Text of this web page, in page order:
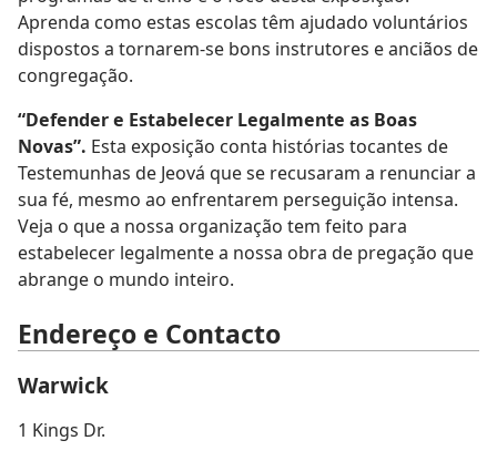
Aprenda como estas escolas têm ajudado voluntários
dispostos a tornarem-se bons instrutores e anciãos de
congregação.
“Defender e Estabelecer Legalmente as Boas
Novas”. Esta exposição conta histórias tocantes de
Testemunhas de Jeová que se recusaram a renunciar a
sua fé, mesmo ao enfrentarem perseguição intensa.
Veja o que a nossa organização tem feito para
estabelecer legalmente a nossa obra de pregação que
abrange o mundo inteiro.
Endereço e Contacto
Warwick
1 Kings Dr.